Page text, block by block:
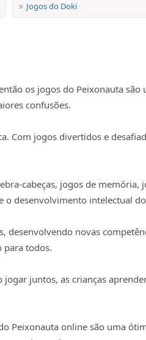
Jogos do Doki
os jogos do Peixonauta
confusões.
Com jogos divertidos e
cabeças, jogos de memória,
o desenvolvimento intelectual
novas
para todos.
juntos, as crianças
Peixonauta online são uma